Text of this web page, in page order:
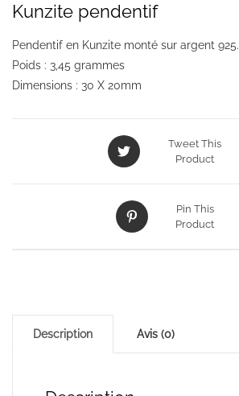
Kunzite pendentif
Pendentif en Kunzite monté sur argent 925.
Poids : 3,45 grammes
Dimensions : 30 X 20mm
Tweet This
Product
Pin This
Product
Description Avis (0)